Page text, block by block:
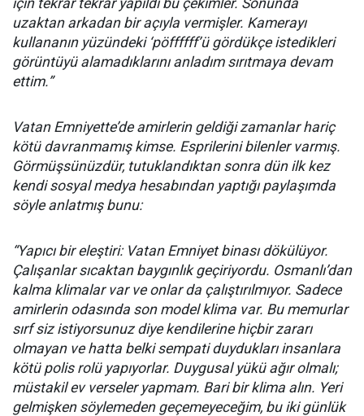
için tekrar tekrar yapıldı bu çekimler. Sonunda
uzaktan arkadan bir açıyla vermişler. Kamerayı
kullananın yüzündeki ‘pöffffff’ü gördükçe istedikleri
görüntüyü alamadıklarını anladım sırıtmaya devam
ettim.”
Vatan Emniyette’de amirlerin geldiği zamanlar hariç
kötü davranmamış kimse. Esprilerini bilenler varmış.
Görmüşsünüzdür, tutuklandıktan sonra dün ilk kez
kendi sosyal medya hesabından yaptığı paylaşımda
söyle anlatmış bunu:
“Yapıcı bir eleştiri: Vatan Emniyet binası dökülüyor.
Çalışanlar sıcaktan baygınlık geçiriyordu. Osmanlı’dan
kalma klimalar var ve onlar da çalıştırılmıyor. Sadece
amirlerin odasında son model klima var. Bu memurlar
sırf siz istiyorsunuz diye kendilerine hiçbir zararı
olmayan ve hatta belki sempati duydukları insanlara
kötü polis rolü yapıyorlar. Duygusal yükü ağır olmalı;
müstakil ev verseler yapmam. Bari bir klima alın. Yeri
gelmişken söylemeden geçemeyeceğim, bu iki günlük